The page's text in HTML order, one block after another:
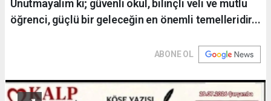
Unutmayalım ki; güvenli okul, bilinçli veli ve mutlu
öğrenci, güçlü bir geleceğin en önemli temelleridir...
ABONE OL